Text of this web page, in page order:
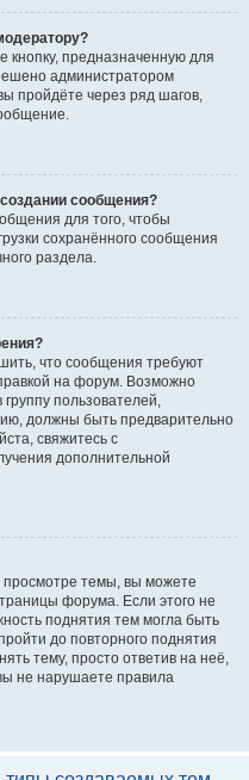
предназначенную для
администратором
пройдёте через ряд шагов,
сообщения?
для того, чтобы
сохранённого сообщения
раздела.
что сообщения требуют
на форум. Возможно
пользователей,
должны быть предварительно
свяжитесь с
дополнительной
просмотре темы, вы можете
форума. Если этого не
поднятия тем могла быть
до повторного поднятия
тему, просто ответив на неё,
не нарушаете правила